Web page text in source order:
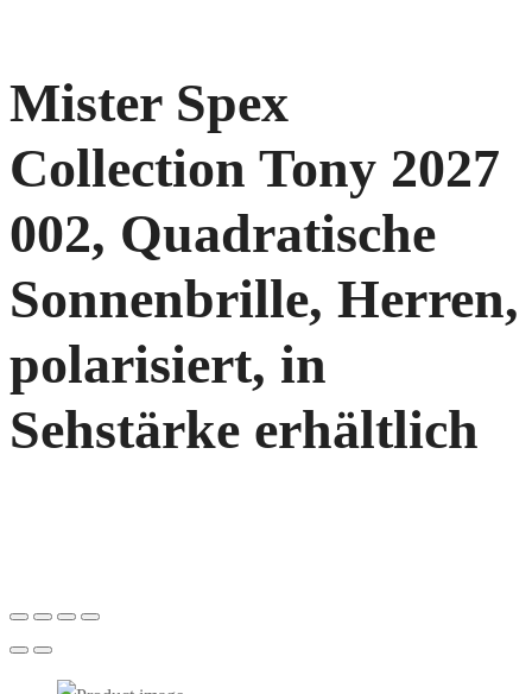
Mister Spex
Collection Tony 2027
002, Quadratische
Sonnenbrille, Herren,
polarisiert, in
Sehstärke erhältlich